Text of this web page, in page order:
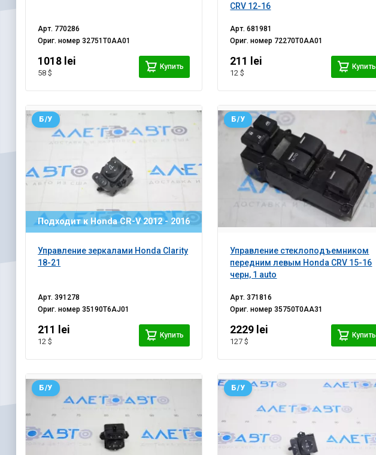
Арт. 770286
Ориг. номер32751T0AA01
1018 lei
58 $
Купить
CRV 12-16
Арт.681981
Ориг. номер 72270T0AA01
211 lei
12 $
Купить
Подходит к Honda CR-V 2012 - 2016
Управление зеркалами Honda Clarity
18-21
Б/У
Арт.391278
Ориг. номер35190T6AJ01
211 lei
12 $
Купить
Управление стеклоподъемником
передним левым Honda CRV 15-16
черн, 1 auto
Б/У
Арт.371816
Ориг. номер35750T0AA31
2229 lei
127 $
Купить
Б/У Б/У